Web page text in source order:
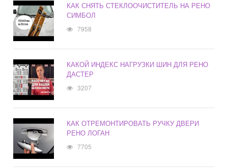
КАК СНЯТЬ СТЕКЛООЧИСТИТЕЛЬ НА РЕНО
СИМБОЛ
7958
КАКОЙ ИНДЕКС НАГРУЗКИ ШИН ДЛЯ РЕНО
ДАСТЕР
3207
КАК ОТРЕМОНТИРОВАТЬ РУЧКУ ДВЕРИ
РЕНО ЛОГАН
7705